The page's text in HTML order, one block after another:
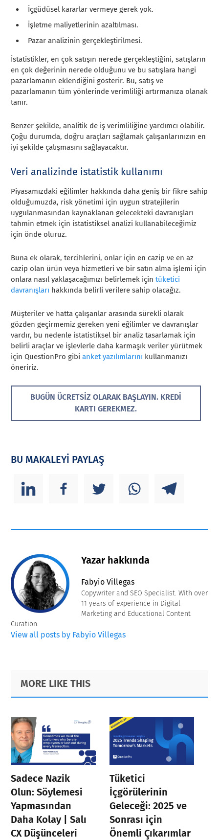
İçgüdüsel kararlar vermeye gerek yok.
İşletme maliyetlerinin azaltılması.
Pazar analizinin gerçekleştirilmesi.
İstatistikler, en çok satışın nerede gerçekleştiğini, satışların
en çok değerinin nerede olduğunu ve bu satışlara hangi
pazarlamanın eklendiğini gösterir. Bu, satış ve
pazarlamanın tüm yönlerinde verimliliği artırmanıza olanak
tanır.
Benzer şekilde, analitik de iş verimliliğine yardımcı olabilir.
Çoğu durumda, doğru araçları sağlamak çalışanlarınızın en
iyi şekilde çalışmasını sağlayacaktır.
Veri analizinde istatistik kullanımı
Piyasamızdaki eğilimler hakkında daha geniş bir fikre sahip
olduğumuzda, risk yönetimi için uygun stratejilerin
uygulanmasından kaynaklanan gelecekteki davranışları
tahmin etmek için istatistiksel analizi kullanabileceğimiz
için önde oluruz.
Buna ek olarak, tercihlerini, onlar için en cazip ve en az
cazip olan ürün veya hizmetleri ve bir satın alma işlemi için
onlara nasıl yaklaşacağımızı belirlemek içintüketici
davranışları hakkında belirli verilere sahip olacağız.
Müşteriler ve hatta çalışanlar arasında sürekli olarak
gözden geçirmemiz gereken yeni eğilimler ve davranışlar
vardır, bu nedenle istatistiksel bir analiz tasarlamak için
belirli araçlar ve işlevlerle daha karmaşık veriler yürütmek
için QuestionPro gibianket yazılımlarını kullanmanızı
öneririz.
BUGÜN ÜCRETSIZ OLARAK BAŞLAYIN. KREDI
KARTI GEREKMEZ.
BU MAKALEYİ PAYLAŞ
Yazar hakkında
Fabyio Villegas
Copywriter and SEO Specialist. With over
11 years of experience in Digital
Marketing and Educational Content
Curation.
View all posts by Fabyio Villegas
Primary
Sidebar
Footer
MORE LIKE THIS
Sadece Nazik
Olun: Söylemesi
Yapmasından
Daha Kolay | Salı
CX Düşünceleri
Tüketici
İçgörülerinin
Geleceği: 2025 ve
Sonrası için
Önemli Çıkarımlar